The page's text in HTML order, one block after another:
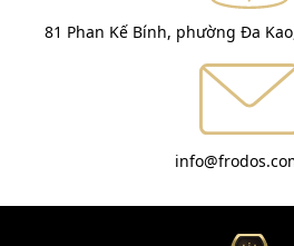
81 Phan Kế Bính, phường Đa